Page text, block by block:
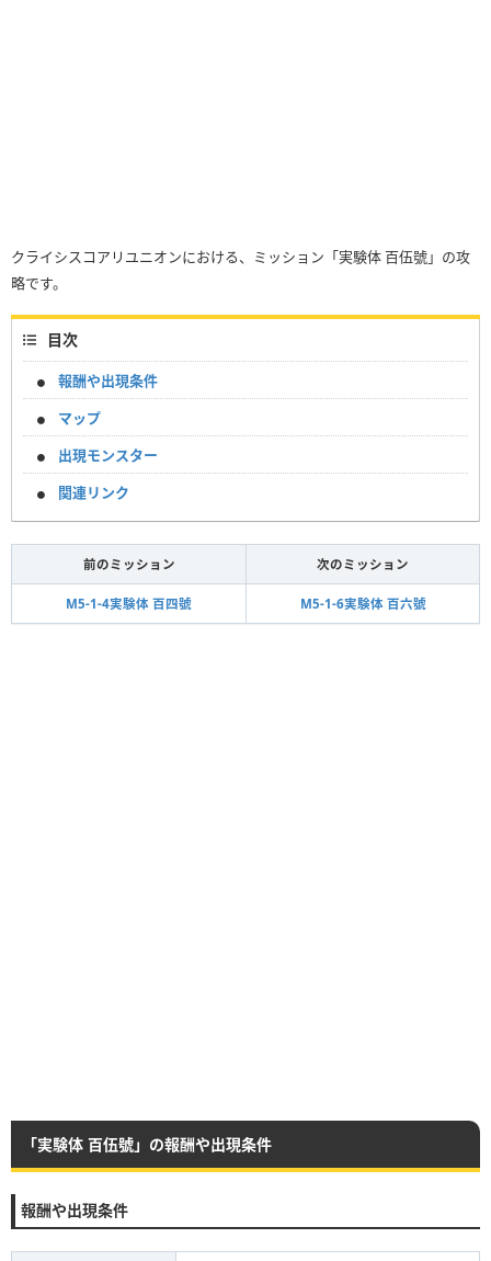
クライシスコアリユニオンにおける、ミッション「実験体 百伍號」の攻
略です。
目次
報酬や出現条件
マップ
出現モンスター
関連リンク
前のミッション 次のミッション
M5-1-4実験体 百四號 M5-1-6実験体 百六號
「実験体 百伍號」の報酬や出現条件
報酬や出現条件